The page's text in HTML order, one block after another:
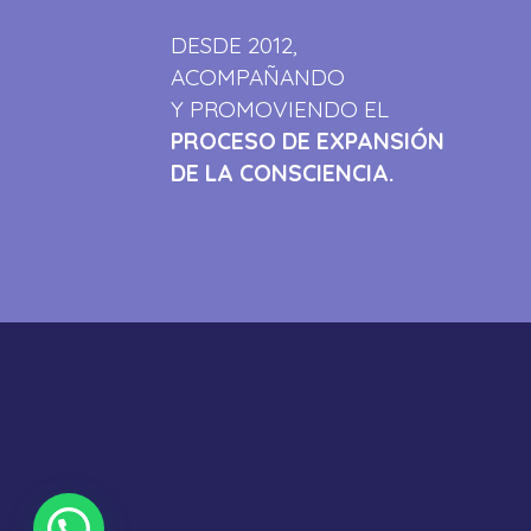
DESDE 2012,
ACOMPAÑANDO
Y PROMOVIENDO EL
PROCESO DE EXPANSIÓN
DE LA CONSCIENCIA.